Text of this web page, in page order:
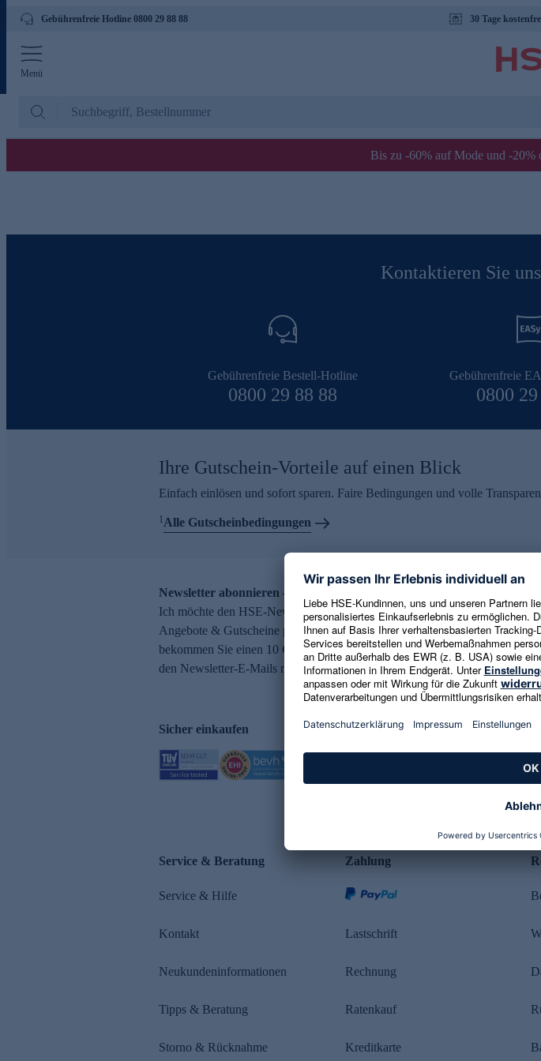
Gebührenfreie Hotline 0800 29 88 88 30 Tage
Menü
Bis zu -60% auf Mode und -20%
Kontaktieren Sie
Gebührenfreie Bestell-Hotline
0800 29 88 88
Gebührenfreie
0800
Ihre Gutschein-Vorteile auf einen Blick
Einfach einlösen und sofort sparen. Faire Bedingungen und volle
1Alle Gutscheinbedingungen
Newsletter abonnieren – 10 € Gutschein erhalten
Ich möchte den HSE-Newsletter abonnieren und aktuelle Trends,
Angebote & Gutscheine per E-Mail erhalten. Als Dankeschön
bekommen Sie einen 10 € Gutschein. Eine Abmeldung ist jederzeit in
den Newsletter-E-Mails möglich.
Sicher einkaufen
Service & Beratung
Service & Hilfe
Kontakt
Neukundeninformationen
Tipps & Beratung
Storno & Rücknahme
Zahlung
Lastschrift
Rechnung
Ratenkauf
Kreditkarte